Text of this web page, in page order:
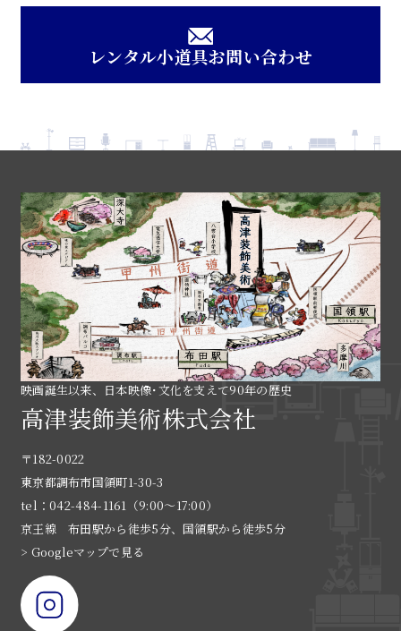
レンタル小道具お問い合わせ
映画誕生以来、日本映像･文化を支えて90年の歴史
高津装飾美術株式会社
〒182-0022
東京都調布市国領町1-30-3
tel：042-484-1161（9:00〜17:00）
京王線 布田駅から徒歩5分、国領駅から徒歩5分
> Googleマップで見る